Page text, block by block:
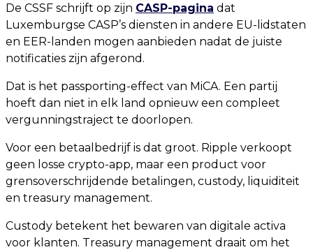
De CSSF schrijft op zijn CASP-pagina dat
Luxemburgse CASP’s diensten in andere EU-lidstaten
en EER-landen mogen aanbieden nadat de juiste
notificaties zijn afgerond.
Dat is het passporting-effect van MiCA. Een partij
hoeft dan niet in elk land opnieuw een compleet
vergunningstraject te doorlopen.
Voor een betaalbedrijf is dat groot. Ripple verkoopt
geen losse crypto-app, maar een product voor
grensoverschrijdende betalingen, custody, liquiditeit
en treasury management.
Custody betekent het bewaren van digitale activa
voor klanten. Treasury management draait om het